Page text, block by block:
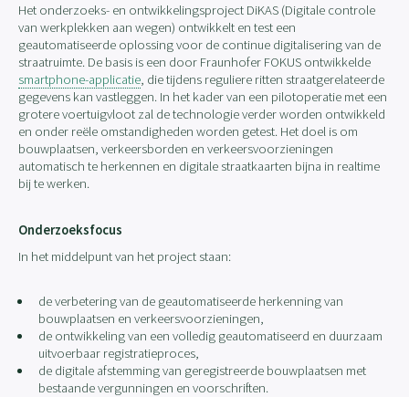
Het onderzoeks- en ontwikkelingsproject DiKAS (Digitale controle
van werkplekken aan wegen) ontwikkelt en test een
geautomatiseerde oplossing voor de continue digitalisering van de
straatruimte. De basis is een door Fraunhofer FOKUS ontwikkelde
smartphone-applicatie, die tijdens reguliere ritten straatgerelateerde
gegevens kan vastleggen. In het kader van een pilotoperatie met een
grotere voertuigvloot zal de technologie verder worden ontwikkeld
en onder reële omstandigheden worden getest. Het doel is om
bouwplaatsen, verkeersborden en verkeersvoorzieningen
automatisch te herkennen en digitale straatkaarten bijna in realtime
bij te werken.
Onderzoeksfocus
In het middelpunt van het project staan:
de verbetering van de geautomatiseerde herkenning van
bouwplaatsen en verkeersvoorzieningen,
de ontwikkeling van een volledig geautomatiseerd en duurzaam
uitvoerbaar registratieproces,
de digitale afstemming van geregistreerde bouwplaatsen met
bestaande vergunningen en voorschriften.